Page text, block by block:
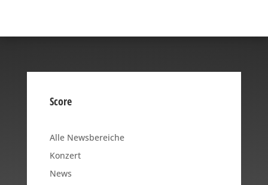
Score
Alle Newsbereiche
Konzert
News